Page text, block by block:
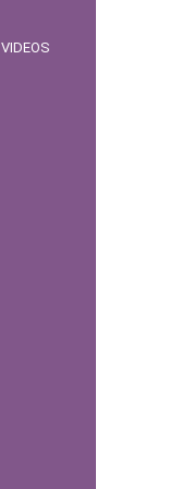
VIDEOS